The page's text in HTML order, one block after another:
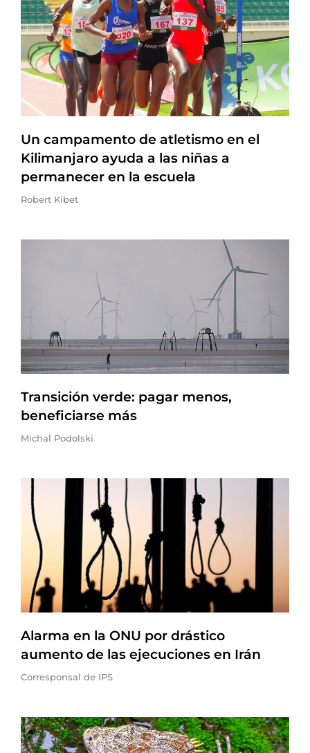
Un campamento de atletismo en el
Kilimanjaro ayuda a las niñas a
permanecer en la escuela
Robert Kibet
Transición verde: pagar menos,
beneficiarse más
Michal Podolski
Alarma en la ONU por drástico
aumento de las ejecuciones en Irán
Corresponsal de IPS